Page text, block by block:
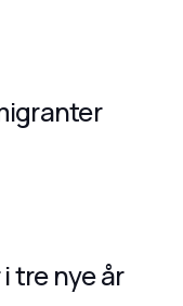
tre nye år